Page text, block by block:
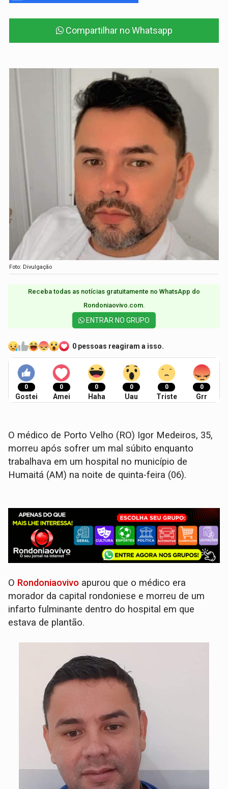
Compartilhar no Whatsapp
Foto: Divulgação
Receba todas as notícias gratuitamente no WhatsApp do
Rondoniaovivo.com.​
ENTRAR NO GRUPO
0 pessoas reagiram a isso.
0
Gostei
0
Amei
0
Haha
0
Uau
0
Triste
0
Grr
O médico de Porto Velho (RO) Igor Medeiros, 35,
morreu após sofrer um mal súbito enquanto
trabalhava em um hospital no município de
Humaitá (AM) na noite de quinta-feira (06).
O Rondoniaovivo apurou que o médico era
morador da capital rondoniese e morreu de um
infarto fulminante dentro do hospital em que
estava de plantão.